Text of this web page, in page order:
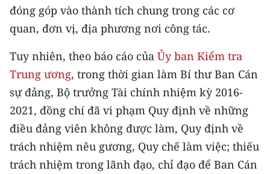
KIỂM CHỨNG THÔNG TIN
54 DÂN TỘC VIỆT NAM
CHƯƠNG TRÌNH OCOP - MỖI XÃ
MỘT SẢN PHẨM
RADIO
đóng góp vào thành tích chung trong các cơ
quan, đơn vị, địa phương nơi công tác.
Tuy nhiên, theo báo cáo của Ủy ban Kiểm tra
Trung ương, trong thời gian làm Bí thư Ban Cán
sự đảng, Bộ trưởng Tài chính nhiệm kỳ 2016-
2021, đồng chí đã vi phạm Quy định về những
điều đảng viên không được làm, Quy định về
trách nhiệm nêu gương, Quy chế làm việc; thiếu
trách nhiệm trong lãnh đạo, chỉ đạo để Ban Cán